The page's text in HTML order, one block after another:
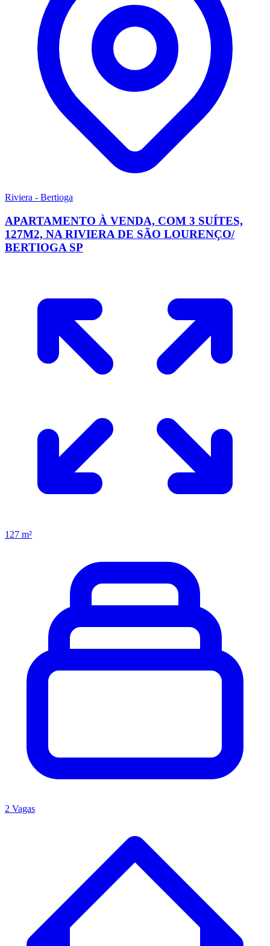
Riviera - Bertioga
APARTAMENTO À VENDA, COM 3 SUÍTES,
127M2, NA RIVIERA DE SÃO LOURENÇO/
BERTIOGA SP
127 m²
2 Vagas